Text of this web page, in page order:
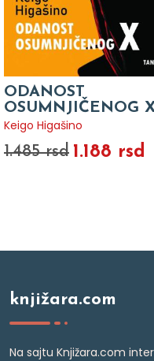
ODANOST
OSUMNJIČENOG
Keigo Higašino
1.485 rsd 1.188 rsd
knjižara.com
Na sajtu Knjižara.com